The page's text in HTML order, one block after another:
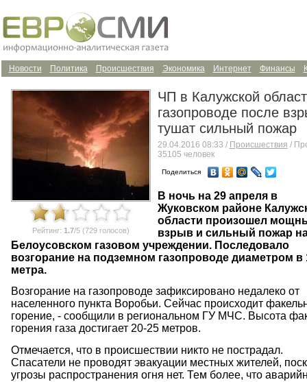
Финансы
Интернет
Экономика
Происшествия
Политика
Новости
Рейтинг: 1.7/5 (729 голосов)
ЧП в Калужской
газопроводе после
тушат сильный пожар
29.04.2016 08:33 / Происшествия /
35105 человек
Поделиться
В ночь на 29 апреля в
Жуковском районе
области произошел
взрыв и сильный пожар
Белоусовском газовом учреждении. Последовало
возгорание на подземном газопроводе диаметром в
метра.
Возгорание на газопроводе зафиксировано недалеко от
населенного пункта Воробьи. Сейчас происходит
горение, - сообщили в региональном ГУ МЧС. Высота
горения газа достигает 20-25 метров.
Отмечается, что в происшествии никто не пострадал.
Спасатели не проводят эвакуации местных жителей,
угрозы распространения огня нет. Тем более, что